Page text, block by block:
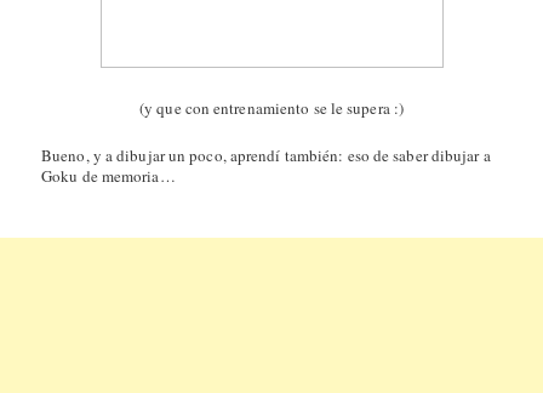
(y que con entrenamiento se le supera :)
Bueno, y a dibujar un poco, aprendí también: eso de saber dibujar a
Goku de memoria…